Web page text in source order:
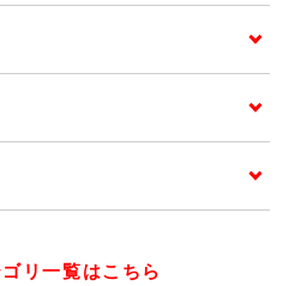
リ一覧はこちら